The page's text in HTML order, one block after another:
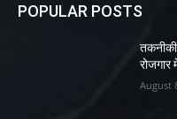
POPULAR POSTS
रोजगार
August